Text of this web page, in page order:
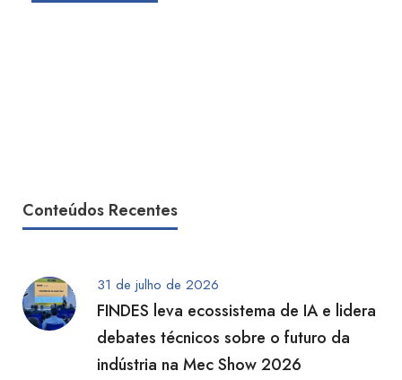
Conteúdos Recentes
31 de julho de 2026
FINDES leva ecossistema de IA e lidera
debates técnicos sobre o futuro da
indústria na Mec Show 2026